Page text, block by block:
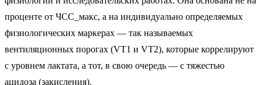
проценте от ЧСС_макс, а на индивидуально определяемых
физиологических маркерах — так называемых
вентиляционных порогах (VT1 и VT2), которые коррелируют
с уровнем лактата, а тот, в свою очередь — с тяжестью
ацидоза (закисления).